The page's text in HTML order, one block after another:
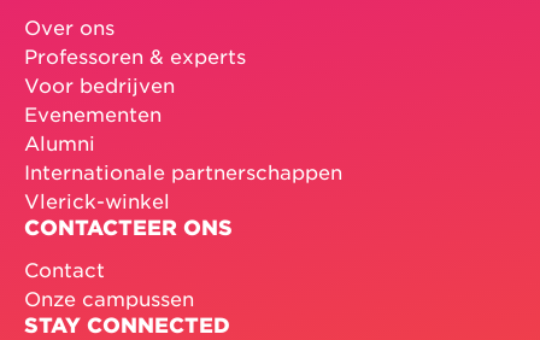
Over ons
Professoren & experts
Voor bedrijven
Evenementen
Alumni
Internationale partnerschappen
Vlerick-winkel
CONTACTEER ONS
Contact
Onze campussen
STAY CONNECTED